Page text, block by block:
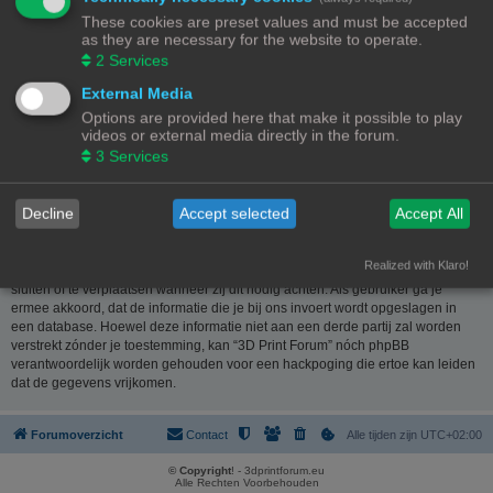
website www.phpbb.nl
. De phpBB-software maakt internetgebaseerde
discussies mogelijk. phpBB Limited is niet verantwoordelijk voor wat wordt
toegestaan of juist geweigerd als toelaatbare inhoud en/of gedrag. Meer
informatie over phpBB kun je vinden op
Nederlandstalige website
Je verklaart geen berichten te plaatsen die kwetsend, obsceen, vulgair,
lasterlijk, haatdragend, dreigend, seksueel georiënteerd of enig ander
materiaal bevat die de wetten van je eigen land, het land waar “3D Print
van dergelijke berichten kan ertoe leiden dat je met onmiddellijke ingang en
permanent wordt verbannen van dit forum. Tevens kan je provider worden
ingelicht. De IP-adressen van alle berichten worden opgeslagen om deze
Forum” het recht heeft om ieder onderwerp te verwijderen, te wijzigen, te
sluiten of te verplaatsen wanneer zij dit nodig achten. Als gebruiker ga je
ermee akkoord, dat de informatie die je bij ons invoert wordt opgeslagen in
een database. Hoewel deze informatie niet aan een derde partij zal worden
verstrekt zónder je toestemming, kan “3D Print Forum” nóch phpBB
verantwoordelijk worden gehouden voor een hackpoging die ertoe kan leiden
dat de gegevens vrijkomen.
Forumoverzicht Alle tijden zijn UTC+02:00
Contact
© Copyright! - 3dprintforum.eu
Alle Rechten Voorbehouden
These cookies are preset values and must be accepted
as they are necessary for the website to operate.
2 Services
External Media
Options are provided here that make it possible to play
videos or external media directly in the forum.
3 Services
Decline Accept selected Accept All
Realized with Klaro!